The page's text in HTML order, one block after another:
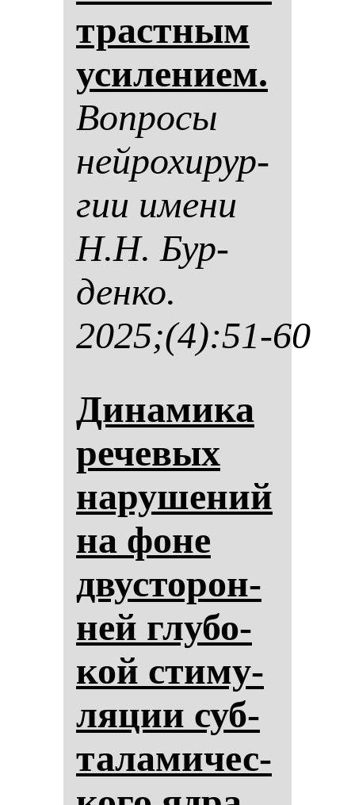
трастным
уси­ле­ни­ем.
Воп­ро­сы
ней­ро­хи­рур­
гии име­ни
Н.Н. Бур­
ден­ко.
2025;(4):51-60
Ди­на­ми­ка
ре­че­вых
на­ру­ше­ний
на фо­не
двус­то­рон­
ней глу­бо­
кой сти­му­
ля­ции суб­
та­ла­ми­чес­